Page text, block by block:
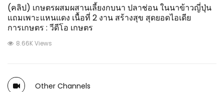
(คลิป) เกษตรผสมผสานเลี้ยงกบนา ปลาช่อน ในนาข้าวญี่ปุ่น
แถมเพาะแหนแดง เนื้อที่ 2 งาน สร้างสุข สุดยอดไอเดีย
การเกษตร : วีดีโอ เกษตร
8.66K Views
Other Channels